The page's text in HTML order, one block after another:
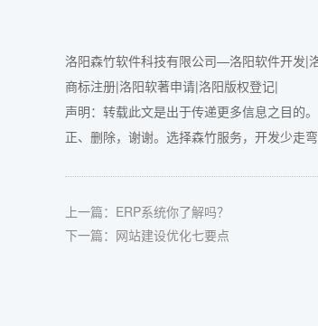
洛阳森竹软件科技有限公司—洛阳软件开发|
商标注册|洛阳软著申请|洛阳版权登记|
声明：转载此文是出于传递更多信息之目的
正、删除，谢谢。选择森竹服务，开发少
上一篇： ERP系统你了解吗？
下一篇： 网站建设优化七要点